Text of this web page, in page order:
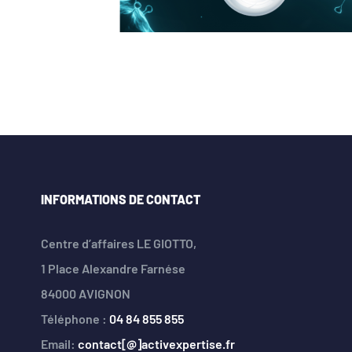
INFORMATIONS DE CONTACT
Centre d’affaires LE GIOTTO,
1 Place Alexandre Farnése
84000 AVIGNON
Téléphone : 04 84 855 855
Email: contact[@]activexpertise.fr